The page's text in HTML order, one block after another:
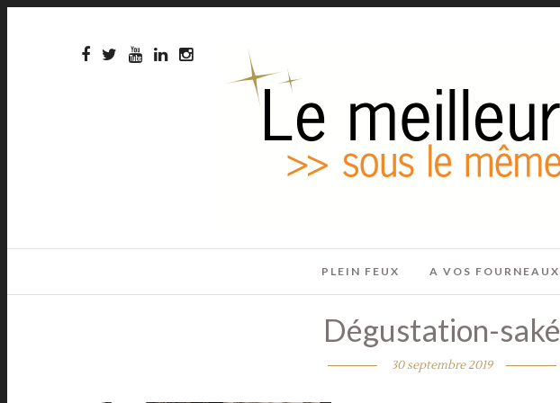
PLEIN FEUX A VOS FOURNEAUX
Dégustation-saké
30 septembre 2019